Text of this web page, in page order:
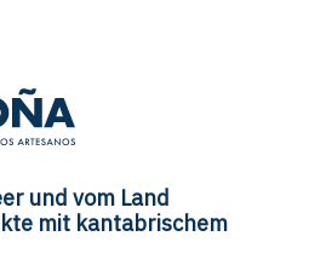
und vom Land
mit kantabrischem